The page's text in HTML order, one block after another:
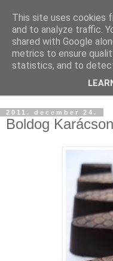
2011. december 24.
Boldog
This site uses cookies
and to analyze traffic.
shared with Google
metrics to ensure
statistics, and to